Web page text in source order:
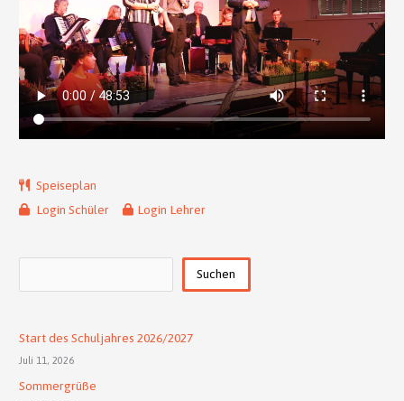
Speiseplan
Login Schüler
Login Lehrer
Suchen
Start des Schuljahres 2026/2027
Juli 11, 2026
Sommergrüße